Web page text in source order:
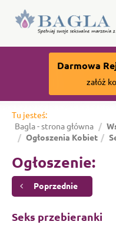
Darmowa
załóż
Tu jesteś:
Bagla - strona główna
Ogłoszenia Kobiet
Ogłoszenie:
Poprzednie
Seks przebieranki